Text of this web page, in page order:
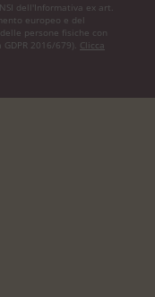
dell'Informativa ex art.
europeo e del
persone fisiche con
2016/679). Clicca